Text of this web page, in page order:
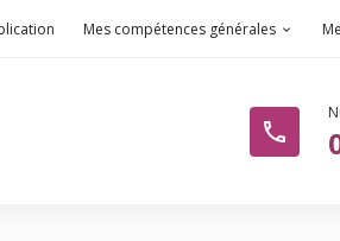
Mes compétences générales
phone